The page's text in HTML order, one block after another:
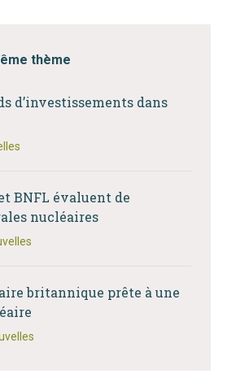
thème
d’investissements dans
BNFL évaluent de
nucléaires
britannique prête à une